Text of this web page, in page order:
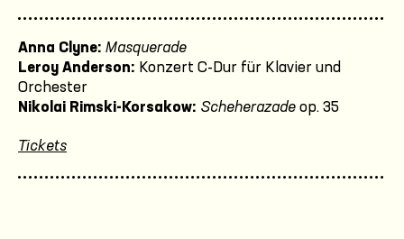
Anna Clyne: Masquerade
Leroy Anderson: Konzert C-Dur für Klavier und
Orchester
Nikolai Rimski-Korsakow: Scheherazade op. 35
Tickets